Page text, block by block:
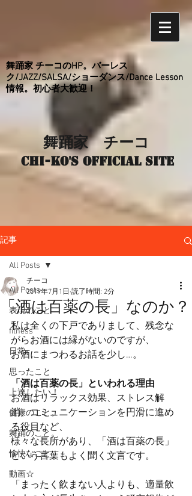
舞踊家 チーコのHP。バーレス
ク/JAZZ/SALSA/ショーダンス/Dance Lesson
情報。初心者大歓迎！
舞踊家 チーコ
Chi-ko's Official site
記事
All Posts
表現のこと
fitness
日常
思ったこと
上達したい！
健康のこと。
舞踊のこと。
愉快なこと
動画☆
All Posts
「酒は百薬の長」なのか？
チーコ
2019年7月1日 読了時間: 2分
私は全くの下戸でありまして、残念な
がらお酒には縁がないのですが、
お酒にまつわるお話を少し…。
「酒は百薬の長」といわれる理由
お酒はリラックス効果、ストレス解
消、コミュニケーションを円滑に進め
る役目など、
様々な長所があり、「酒は百薬の長」
という言葉もよく聞く文言です。
「まったく飲まない人よりも、適量飲